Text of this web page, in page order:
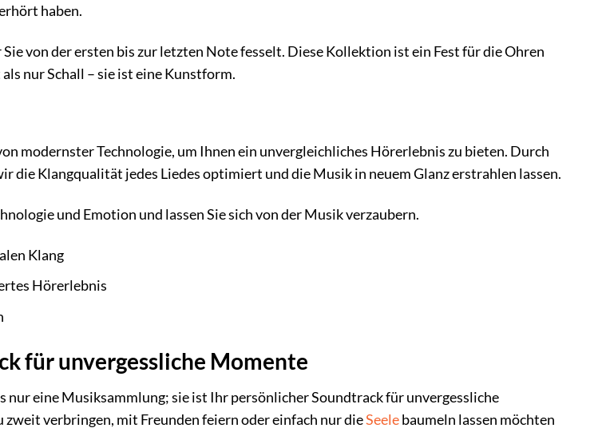
haben.
von der ersten bis zur letzten Note fesselt. Diese Kollektion ist ein Fest für die Ohren
nur Schall – sie ist eine Kunstform.
modernster Technologie, um Ihnen ein unvergleichliches Hörerlebnis zu bieten. Durch
die Klangqualität jedes Liedes optimiert und die Musik in neuem Glanz erstrahlen lassen.
und Emotion und lassen Sie sich von der Musik verzaubern.
Klang
Hörerlebnis
für unvergessliche Momente
nur eine Musiksammlung; sie ist Ihr persönlicher Soundtrack für unvergessliche
verbringen, mit Freunden feiern oder einfach nur dieSeelebaumeln lassen möchten